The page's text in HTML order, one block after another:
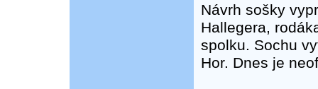
Návrh sošky
Hallegera,
spolku. Sochu
Hor. Dnes je